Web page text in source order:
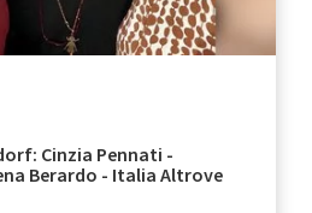
Cinzia Pennati -
Berardo - Italia Altrove